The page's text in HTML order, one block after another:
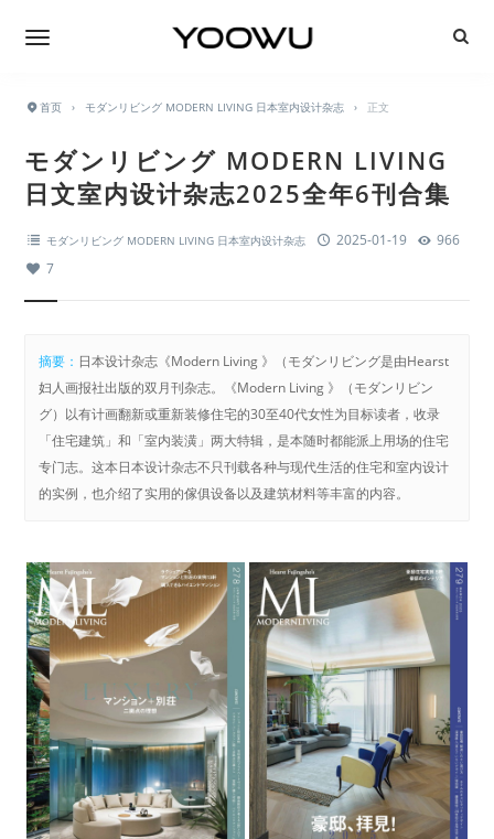
首页 › モダンリビング MODERN LIVING 日本室内设计杂志 › 正文
モダンリビング MODERN LIVING
日文室内设计杂志2025全年6刊合集
モダンリビング MODERN LIVING 日本室内设计杂志 2025-01-19
966
7
摘要： 日本设计杂志《Modern Living 》（モダンリビング是由Hearst
妇人画报社出版的双月刊杂志。《Modern Living 》（モダンリビン
グ）以有计画翻新或重新装修住宅的30至40代女性为目标读者，收录
「住宅建筑」和「室内装潢」两大特辑，是本随时都能派上用场的住宅
专门志。这本日本设计杂志不只刊载各种与现代生活的住宅和室内设计
的实例，也介绍了实用的傢俱设备以及建筑材料等丰富的内容。